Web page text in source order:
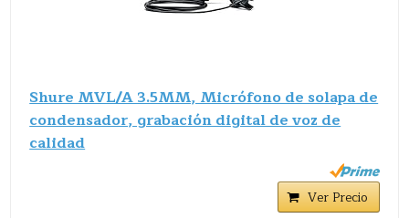
Shure MVL/A 3.5MM, Micrófono de solapa de
condensador, grabación digital de voz de
calidad
Ver Precio